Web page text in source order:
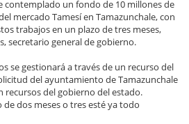
contemplado un fondo de 10 millones de
mercado Tamesí en Tamazunchale, con
trabajos en un plazo de tres meses,
secretario general de gobierno.
se gestionará a través de un recurso del
del ayuntamiento de Tamazunchale
recursos del gobierno del estado.
de dos meses o tres esté ya todo